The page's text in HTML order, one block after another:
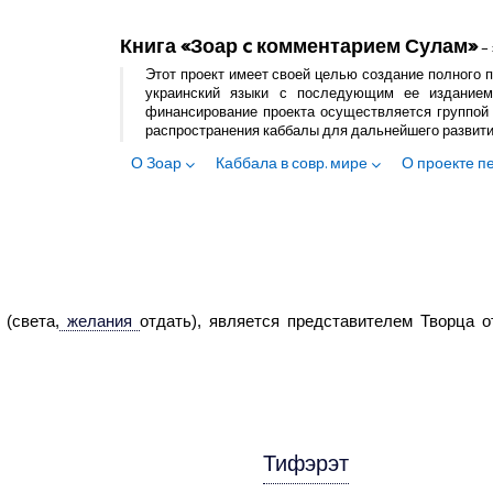
Книга «Зоар c комментарием Сулам»–
Этот проект имеет своей целью создание
украинский языки с последующим ее
финансирование проекта осуществляется
распространения каббалы для дальнейшего
О Зоар Каббала в совр. мире О проекте
желания отдать), является представителем Творца
Тифэрэт